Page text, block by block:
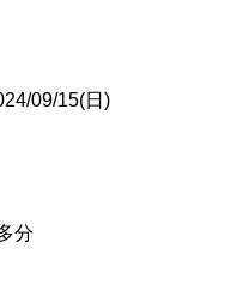
09/15(日)
分